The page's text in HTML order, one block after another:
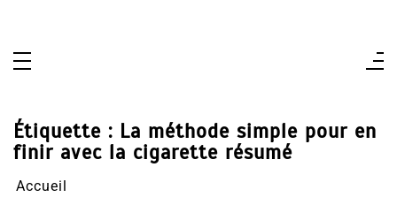
Étiquette : La méthode simple pour en
finir avec la cigarette résumé
Accueil